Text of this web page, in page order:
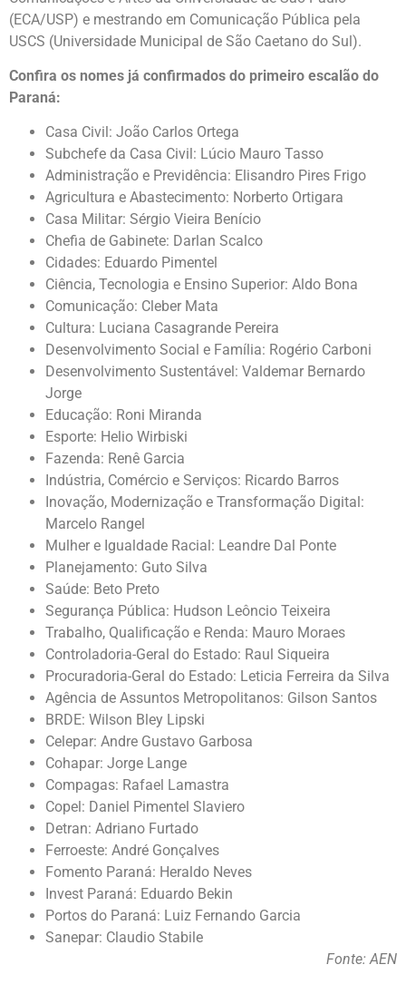
(ECA/USP) e mestrando em Comunicação Pública pela
USCS (Universidade Municipal de São Caetano do Sul).
Confira os nomes já confirmados do primeiro escalão do
Paraná:
Casa Civil: João Carlos Ortega
Subchefe da Casa Civil: Lúcio Mauro Tasso
Administração e Previdência: Elisandro Pires Frigo
Agricultura e Abastecimento: Norberto Ortigara
Casa Militar: Sérgio Vieira Benício
Chefia de Gabinete: Darlan Scalco
Cidades: Eduardo Pimentel
Ciência, Tecnologia e Ensino Superior: Aldo Bona
Comunicação: Cleber Mata
Cultura: Luciana Casagrande Pereira
Desenvolvimento Social e Família: Rogério Carboni
Desenvolvimento Sustentável: Valdemar Bernardo
Jorge
Educação: Roni Miranda
Esporte: Helio Wirbiski
Fazenda: Renê Garcia
Indústria, Comércio e Serviços: Ricardo Barros
Inovação, Modernização e Transformação Digital:
Marcelo Rangel
Mulher e Igualdade Racial: Leandre Dal Ponte
Planejamento: Guto Silva
Saúde: Beto Preto
Segurança Pública: Hudson Leôncio Teixeira
Trabalho, Qualificação e Renda: Mauro Moraes
Controladoria-Geral do Estado: Raul Siqueira
Procuradoria-Geral do Estado: Leticia Ferreira da Silva
Agência de Assuntos Metropolitanos: Gilson Santos
BRDE: Wilson Bley Lipski
Celepar: Andre Gustavo Garbosa
Cohapar: Jorge Lange
Compagas: Rafael Lamastra
Copel: Daniel Pimentel Slaviero
Detran: Adriano Furtado
Ferroeste: André Gonçalves
Fomento Paraná: Heraldo Neves
Invest Paraná: Eduardo Bekin
Portos do Paraná: Luiz Fernando Garcia
Sanepar: Claudio Stabile
Fonte: AEN